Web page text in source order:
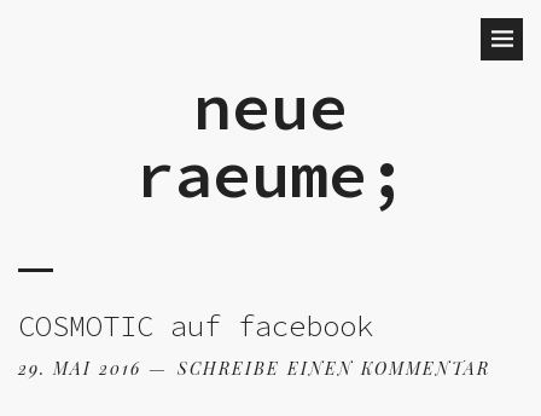
neue
raeume;
COSMOTIC auf facebook
29. MAI 2016 SCHREIBE EINEN KOMMENTAR